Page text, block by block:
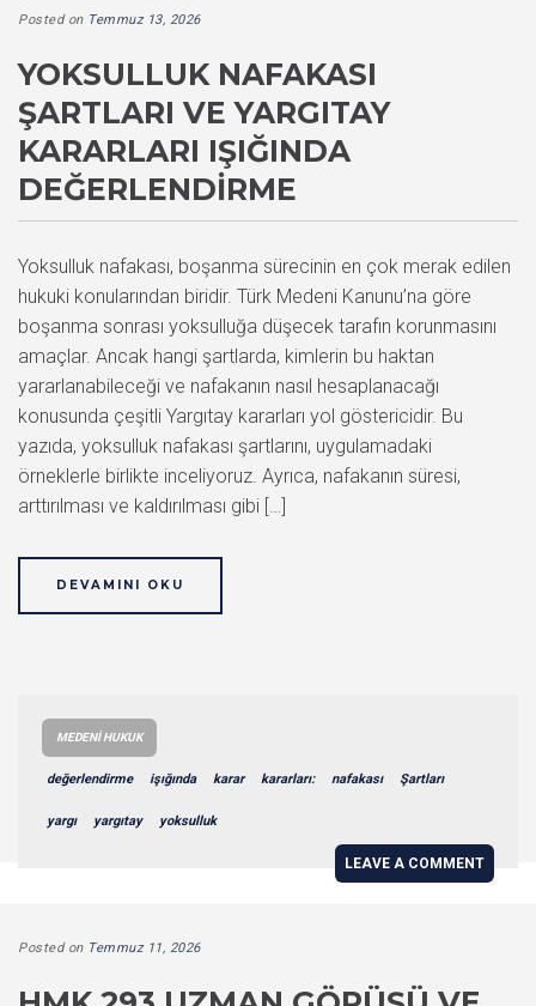
Posted on Temmuz 13, 2026
YOKSULLUK NAFAKASI
ŞARTLARI VE YARGITAY
KARARLARI IŞIĞINDA
DEĞERLENDIRME
Yoksulluk nafakası, boşanma sürecinin en çok merak edilen
hukuki konularından biridir. Türk Medeni Kanunu’na göre
boşanma sonrası yoksulluğa düşecek tarafın korunmasını
amaçlar. Ancak hangi şartlarda, kimlerin bu haktan
yararlanabileceği ve nafakanın nasıl hesaplanacağı
konusunda çeşitli Yargıtay kararları yol göstericidir. Bu
yazıda, yoksulluk nafakası şartlarını, uygulamadaki
örneklerle birlikte inceliyoruz. Ayrıca, nafakanın süresi,
arttırılması ve kaldırılması gibi […]
DEVAMINI OKU
MEDENI HUKUK
değerlendirme işığında karar kararları: nafakası Şartları
yargı yargıtay yoksulluk
LEAVE A COMMENT
Posted on Temmuz 11, 2026